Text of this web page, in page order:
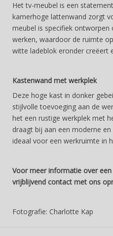
Het tv-meubel is een
kamerhoge lattenwand zorgt
meubel is specifiek ontworpen
werken, waardoor de ruimte
witte ladeblok eronder creëert
Kastenwand met werkplek
Deze hoge kast in donker
stijlvolle toevoeging aan de
het een rustige werkplek met
draagt bij aan een moderne
ideaal voor een werkruimte in
Voor meer informatie over
vrijblijvend contact met ons
Fotografie: Charlotte Kap